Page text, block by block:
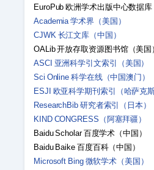
EuroPub 欧洲学术出版中心数据库
Academia 学术界（美国）
CJWK 长江文库（中国）
OALib 开放存取资源图书馆（美国
ASCI 亚洲科学引文索引（美国）
Sci Online 科学在线（中国澳门）
ESJI 欧亚科学期刊索引（哈萨克斯
ResearchBib 研究者索引（日本）
KIND CONGRESS（阿塞拜疆）
Baidu Scholar 百度学术（中国）
Baidu Baike 百度百科（中国）
Microsoft Bing 微软学术（美国）